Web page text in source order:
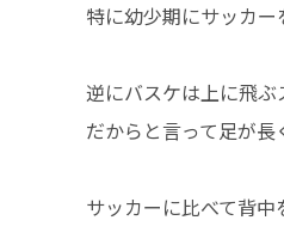
特に幼少期にサッカ
逆にバスケは上に飛ぶ
だからと言って足が
サッカーに比べて背中